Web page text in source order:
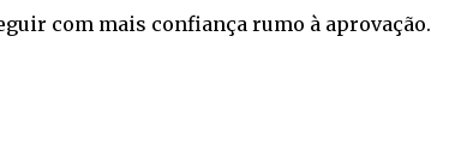
com mais confiança rumo à aprovação.